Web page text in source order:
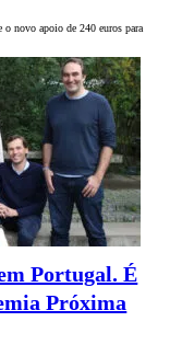
novo apoio de 240 euros para
Portugal. É
Próxima